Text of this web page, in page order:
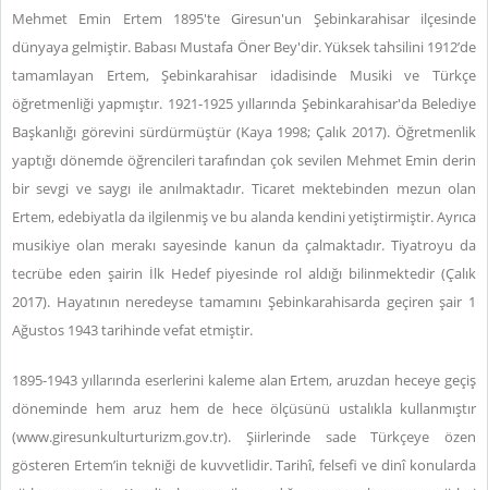
Mehmet Emin Ertem 1895'te Giresun'un Şebinkarahisar ilçesinde
dünyaya gelmiştir. Babası Mustafa Öner Bey'dir. Yüksek tahsilini 1912’de
tamamlayan Ertem, Şebinkarahisar idadisinde Musiki ve Türkçe
öğretmenliği yapmıştır. 1921-1925 yıllarında Şebinkarahisar'da Belediye
Başkanlığı görevini sürdürmüştür (Kaya 1998; Çalık 2017). Öğretmenlik
yaptığı dönemde öğrencileri tarafından çok sevilen Mehmet Emin derin
bir sevgi ve saygı ile anılmaktadır. Ticaret mektebinden mezun olan
Ertem, edebiyatla da ilgilenmiş ve bu alanda kendini yetiştirmiştir. Ayrıca
musikiye olan merakı sayesinde kanun da çalmaktadır. Tiyatroyu da
tecrübe eden şairin İlk Hedef piyesinde rol aldığı bilinmektedir (Çalık
2017). Hayatının neredeyse tamamını Şebinkarahisarda geçiren şair 1
Ağustos 1943 tarihinde vefat etmiştir.
1895-1943 yıllarında eserlerini kaleme alan Ertem, aruzdan heceye geçiş
döneminde hem aruz hem de hece ölçüsünü ustalıkla kullanmıştır
(www.giresunkulturturizm.gov.tr). Şiirlerinde sade Türkçeye özen
gösteren Ertem’in tekniği de kuvvetlidir. Tarihî, felsefi ve dinî konularda